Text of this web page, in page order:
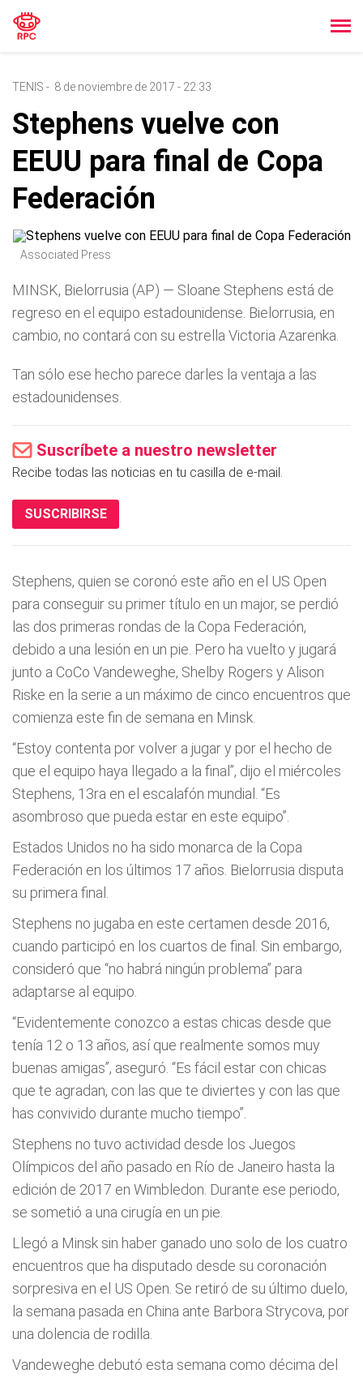
TENIS - 8 de noviembre de 2017 - 22:33
Stephens vuelve con
EEUU para final de Copa
Federación
Associated Press
MINSK, Bielorrusia (AP) — Sloane Stephens está de
regreso en el equipo estadounidense. Bielorrusia, en
cambio, no contará con su estrella Victoria Azarenka.
Tan sólo ese hecho parece darles la ventaja a las
estadounidenses.
Suscríbete a nuestro newsletter
Recibe todas las noticias en tu casilla de e-mail.
SUSCRIBIRSE
Stephens, quien se coronó este año en el US Open
para conseguir su primer título en un major, se perdió
las dos primeras rondas de la Copa Federación,
debido a una lesión en un pie. Pero ha vuelto y jugará
junto a CoCo Vandeweghe, Shelby Rogers y Alison
Riske en la serie a un máximo de cinco encuentros que
comienza este fin de semana en Minsk.
“Estoy contenta por volver a jugar y por el hecho de
que el equipo haya llegado a la final”, dijo el miércoles
Stephens, 13ra en el escalafón mundial. “Es
asombroso que pueda estar en este equipo”.
Estados Unidos no ha sido monarca de la Copa
Federación en los últimos 17 años. Bielorrusia disputa
su primera final.
Stephens no jugaba en este certamen desde 2016,
cuando participó en los cuartos de final. Sin embargo,
consideró que “no habrá ningún problema” para
adaptarse al equipo.
“Evidentemente conozco a estas chicas desde que
tenía 12 o 13 años, así que realmente somos muy
buenas amigas”, aseguró. “Es fácil estar con chicas
que te agradan, con las que te diviertes y con las que
has convivido durante mucho tiempo”.
Stephens no tuvo actividad desde los Juegos
Olímpicos del año pasado en Río de Janeiro hasta la
edición de 2017 en Wimbledon. Durante ese periodo,
se sometió a una cirugía en un pie.
Llegó a Minsk sin haber ganado uno solo de los cuatro
encuentros que ha disputado desde su coronación
sorpresiva en el US Open. Se retiró de su último duelo,
la semana pasada en China ante Barbora Strycova, por
una dolencia de rodilla.
Vandeweghe debutó esta semana como décima del